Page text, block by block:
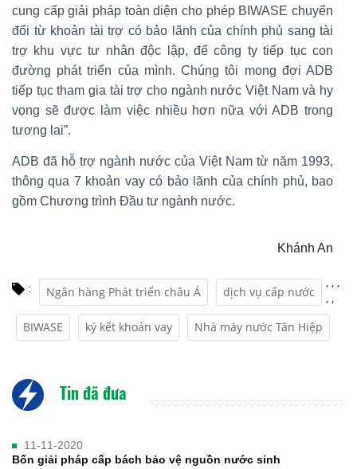
cung cấp giải pháp toàn diện cho phép BIWASE chuyển
đổi từ khoản tài trợ có bảo lãnh của chính phủ sang tài
trợ khu vực tư nhân độc lập, để công ty tiếp tục con
đường phát triển của mình. Chúng tôi mong đợi ADB
tiếp tục tham gia tài trợ cho ngành nước Việt Nam và hy
vọng sẽ được làm việc nhiều hơn nữa với ADB trong
tương lai”.
ADB đã hỗ trợ ngành nước của Việt Nam từ năm 1993,
thông qua 7 khoản vay có bảo lãnh của chính phủ, bao
gồm Chương trình Đầu tư ngành nước.
Khánh An
: Ngân hàng Phát triển châu Á
,
dịch vụ cấp nước
,
BIWASE
,
ký kết khoản vay
,
Nhà máy nước Tân Hiệp
,
Tin đã đưa
11-11-2020
Bốn giải pháp cấp bách bảo vệ nguồn nước sinh